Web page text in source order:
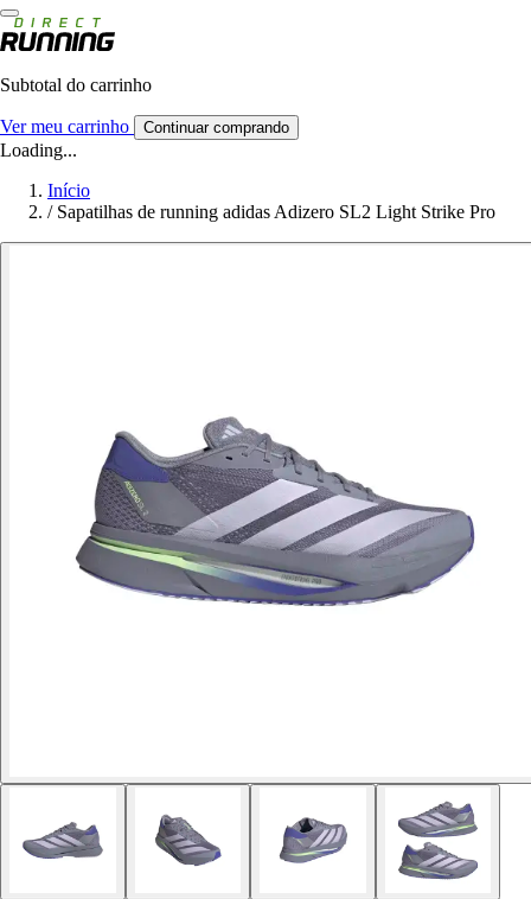
Subtotal do carrinho
Ver meu carrinho Continuar comprando
Loading...
Início
/ Sapatilhas de running adidas Adizero SL2 Light Strike Pro